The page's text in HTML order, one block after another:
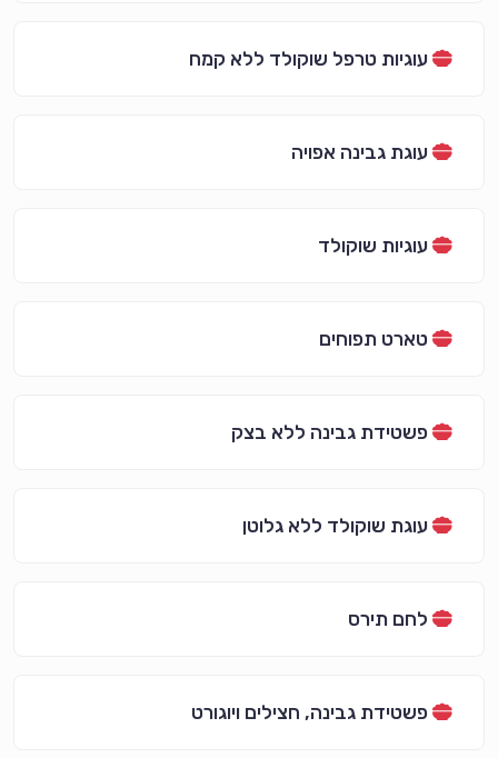
עוגיות טרפל שוקולד ללא קמח
עוגת גבינה אפויה
עוגיות שוקולד
טארט תפוחים
פשטידת גבינה ללא בצק
עוגת שוקולד ללא גלוטן
לחם תירס
פשטידת גבינה, חצילים ויוגורט